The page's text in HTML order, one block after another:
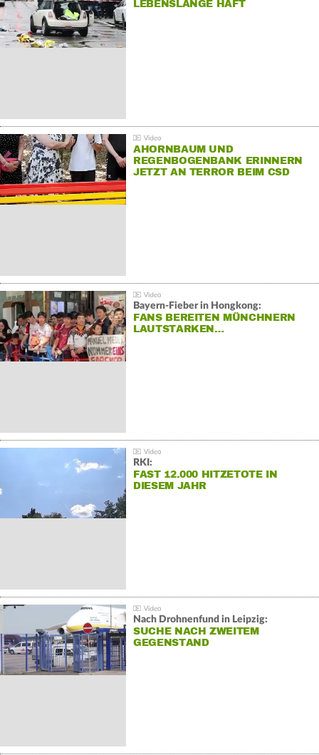
LEBENSLANGE HAFT
AHORNBAUM UND
REGENBOGENBANK ERINNERN
JETZT AN TERROR BEIM CSD
Bayern-Fieber in Hongkong:
FANS BEREITEN MÜNCHNERN
LAUTSTARKEN…
RKI:
FAST 12.000 HITZETOTE IN
DIESEM JAHR
Nach Drohnenfund in Leipzig:
SUCHE NACH ZWEITEM
GEGENSTAND